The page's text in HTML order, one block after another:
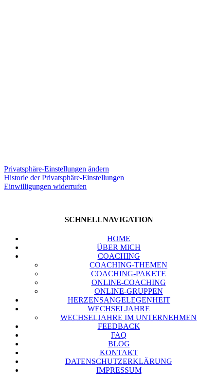
Pri­vat­sphä­re-Ein­stel­lun­gen ändern
His­to­rie der Pri­vat­sphä­re-Ein­stel­lun­gen
Ein­wil­li­gun­gen wider­ru­fen
SCHNELL­NA­VI­GA­TI­ON
HOME
ÜBER MICH
COA­CHING
COA­CHING-THE­MEN
COA­CHING-PAKE­TE
ONLINE-COA­CHING
ONLINE-GRUP­PEN
HER­ZENS­AN­GE­LE­GEN­HEIT
WECH­SEL­JAH­RE
WECH­SEL­JAH­RE IM UNTER­NEH­MEN
FEED­BACK
FAQ
BLOG
KON­TAKT
DATEN­SCHUTZ­ER­KLÄ­RUNG
IMPRES­SUM